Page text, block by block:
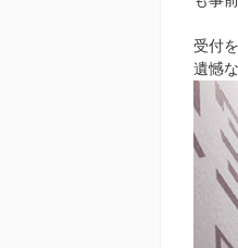
受付
遺憾